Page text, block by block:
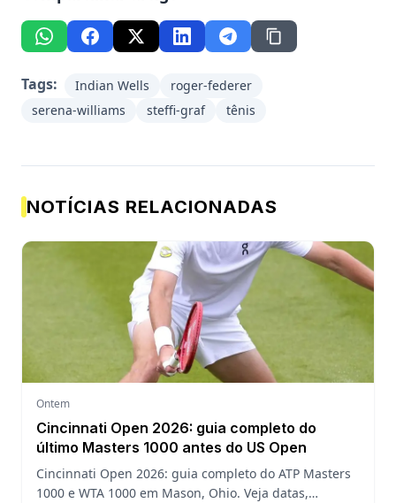
Tags: Indian Wells
roger-federer
serena-williams
steffi-graf tênis
NOTÍCIAS RELACIONADAS
Ontem
Cincinnati Open 2026: guia completo do
último Masters 1000 antes do US Open
Cincinnati Open 2026: guia completo do ATP Masters
1000 e WTA 1000 em Mason, Ohio. Veja datas,